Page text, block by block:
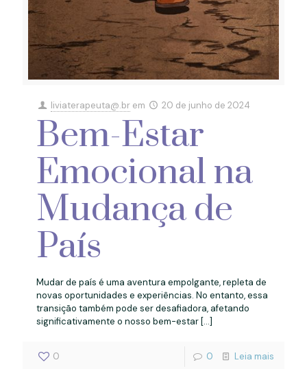
liviaterapeuta@.br em 20 de junho de 2024
Bem-Estar
Emocional na
Mudança de
País
Mudar de país é uma aventura empolgante, repleta de
novas oportunidades e experiências. No entanto, essa
transição também pode ser desafiadora, afetando
significativamente o nosso bem-estar […]
0 0 Leia mais